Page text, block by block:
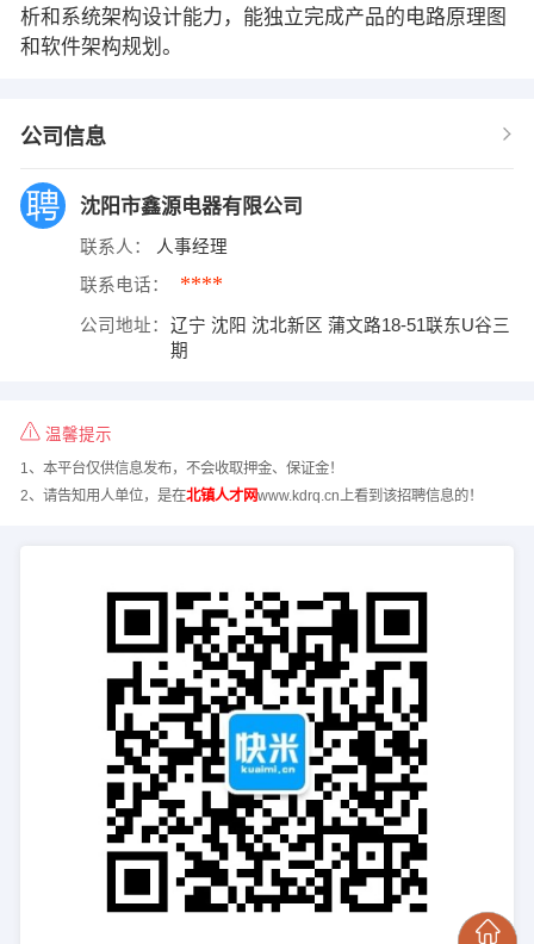
析和系统架构设计能力，能独立完成产品的电路原理图
和软件架构规划。
公司信息
沈阳市鑫源电器有限公司
联系人： 人事经理
联系电话： ****
公司地址：
辽宁 沈阳 沈北新区 蒲文路18-51联东U谷三
期
温馨提示
1、本平台仅供信息发布，不会收取押金、保证金！
2、请告知用人单位，是在北镇人才网www.kdrq.cn上看到该招聘信息的！